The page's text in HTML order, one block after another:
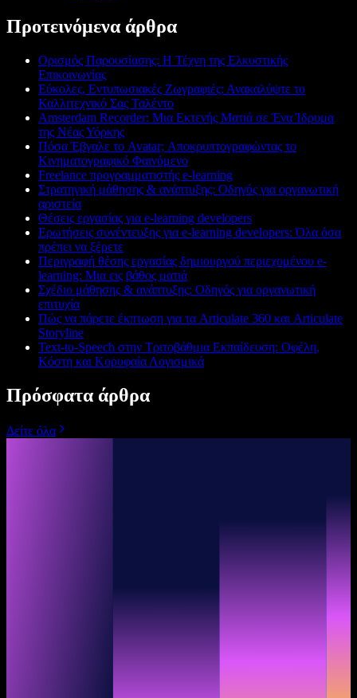
Προτεινόμενα άρθρα
Ορισμός Παρουσίασης: Η Τέχνη της Ελκυστικής
Επικοινωνίας
Εύκολες, Εντυπωσιακές Ζωγραφιές: Ανακαλύψτε το
Καλλιτεχνικό Σας Ταλέντο
Amsterdam Recorder: Μια Εκτενής Ματιά σε Ένα Ίδρυμα
της Νέας Υόρκης
Πόσα Έβγαλε το Avatar; Αποκρυπτογραφώντας το
Κινηματογραφικό Φαινόμενο
Freelance προγραμματιστής e-learning
Στρατηγική μάθησης & ανάπτυξης: Οδηγός για οργανωτική
αριστεία
Θέσεις εργασίας για e-learning developers
Ερωτήσεις συνέντευξης για e-learning developers: Όλα όσα
πρέπει να ξέρετε
Περιγραφή θέσης εργασίας δημιουργού περιεχομένου e-
learning: Μια εις βάθος ματιά
Σχέδιο μάθησης & ανάπτυξης: Οδηγός για οργανωτική
επιτυχία
Πώς να πάρετε έκπτωση για τα Articulate 360 και Articulate
Storyline
Text-to-Speech στην Τριτοβάθμια Εκπαίδευση: Οφέλη,
Κόστη και Κορυφαία Λογισμικά
Πρόσφατα άρθρα
Δείτε όλα